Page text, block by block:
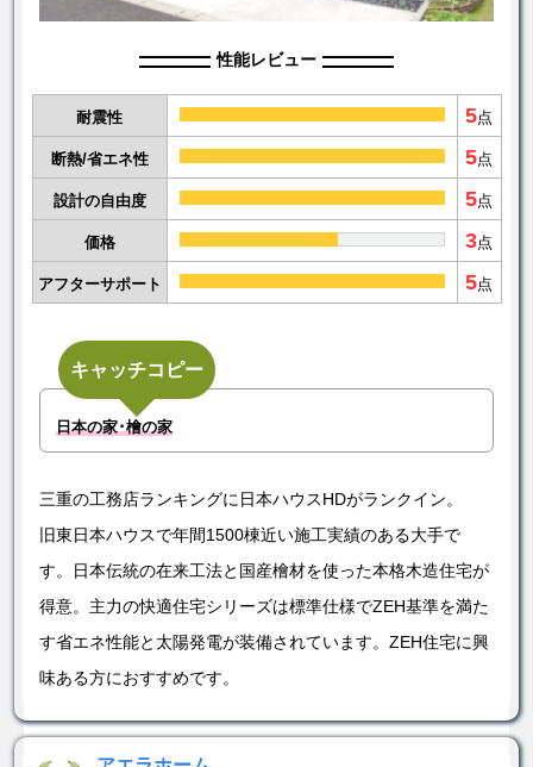
性能レビュー
耐震性 5点
断熱/省エネ性 5点
設計の自由度 5点
価格 3点
アフターサポート 5点
キャッチコピー
日本の家･檜の家
三重の工務店ランキングに日本ハウスHDがランクイン。
旧東日本ハウスで年間1500棟近い施工実績のある大手で
す。日本伝統の在来工法と国産檜材を使った本格木造住宅が
得意。主力の快適住宅シリーズは標準仕様でZEH基準を満た
す省エネ性能と太陽発電が装備されています。ZEH住宅に興
味ある方におすすめです。